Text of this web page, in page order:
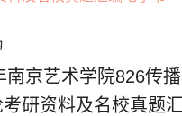
南京艺术学院826传播
研资料及名校真题汇